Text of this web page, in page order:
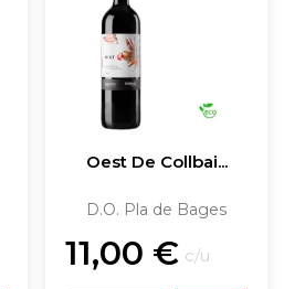
Oest De Collbai...
D.O. Pla de Bages
11,00 € c/u